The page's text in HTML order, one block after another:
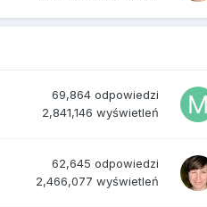
69,864 odpowiedzi
2,841,146 wyświetleń
62,645 odpowiedzi
2,466,077 wyświetleń